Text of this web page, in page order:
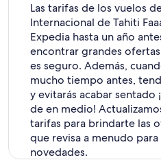
Las tarifas de los vuelos
Internacional de Tahiti
Expedia hasta un año
encontrar grandes
es seguro. Además,
mucho tiempo antes,
y evitarás acabar sentado
de en medio!
tarifas para brindarte las
que revisa a menudo
novedades.